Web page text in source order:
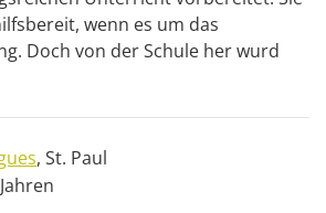
wenn es um das
Doch von der Schule her wurd
, St. Paul